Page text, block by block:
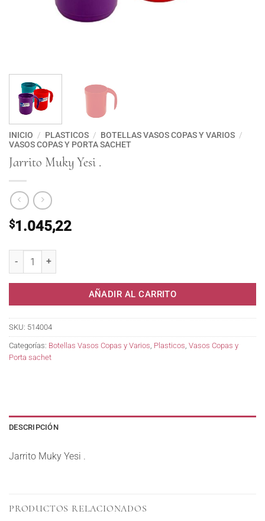
INICIO / PLASTICOS / BOTELLAS VASOS COPAS Y VARIOS /
VASOS COPAS Y PORTA SACHET
Jarrito Muky Yesi .
$1.045,22
AÑADIR AL CARRITO
SKU: 514004
Categorías: Botellas Vasos Copas y Varios, Plasticos, Vasos Copas y
Porta sachet
DESCRIPCIÓN
Jarrito Muky Yesi .
PRODUCTOS RELACIONADOS